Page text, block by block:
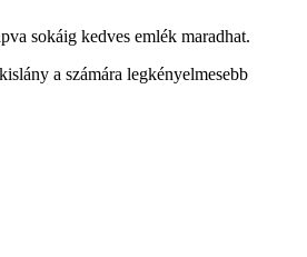
sokáig kedves emlék maradhat.
a számára legkényelmesebb